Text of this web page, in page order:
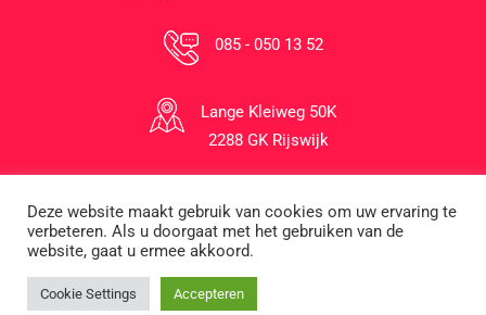
085 - 050 13 52
Lange Kleiweg 50K
2288 GK Rijswijk
1996-2026 © Code Beveiliging B.V.
Deze website maakt gebruik van cookies om uw ervaring te
verbeteren. Als u doorgaat met het gebruiken van de
website, gaat u ermee akkoord.
Cookie Settings Accepteren